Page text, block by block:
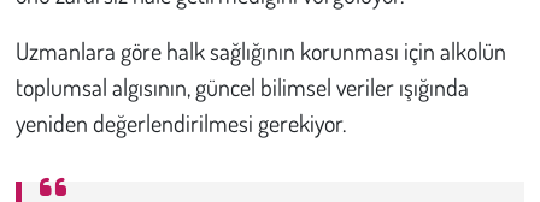
Uzmanlara göre halk sağlığının korunması için alkolün
toplumsal algısının, güncel bilimsel veriler ışığında
yeniden değerlendirilmesi gerekiyor.